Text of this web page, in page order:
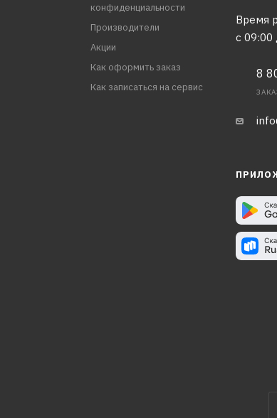
конфиденциальности
Производители
Акции
Как оформить заказ
Как записаться на сервис
Время
с 09:00
8